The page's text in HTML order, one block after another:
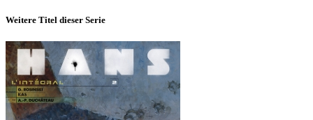
Weitere Titel dieser Serie